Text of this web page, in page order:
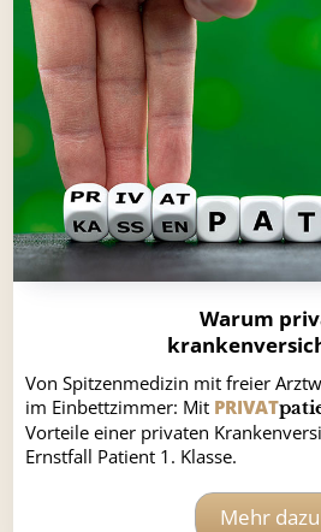
Warum
Von Spitzenmedizin mit freier
im Einbettzimmer: Mit PRIVAT
Vorteile einer privaten
Ernstfall Patient 1. Klasse.
Mehr dazu